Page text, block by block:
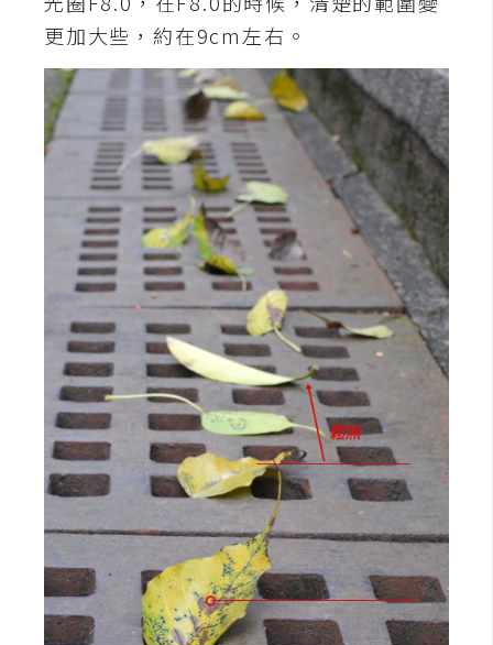
o
c
k
e
r
定
資
源
免
費
圖
示
免
費
版
更加大些，約在9cm左右。